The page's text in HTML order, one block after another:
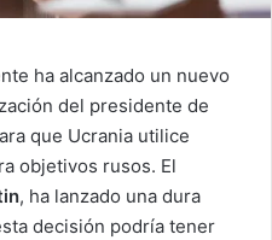
ha alcanzado un nuevo
del presidente de
que Ucrania utilice
objetivos rusos. El
, ha lanzado una dura
decisión podría tener